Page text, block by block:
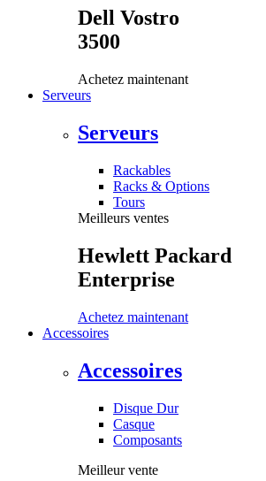
Dell Vostro
3500
Achetez maintenant
Serveurs
Serveurs
Rackables
Racks & Options
Tours
Meilleurs ventes
Hewlett Packard
Enterprise
Achetez maintenant
Accessoires
Accessoires
Disque Dur
Casque
Composants
Meilleur vente